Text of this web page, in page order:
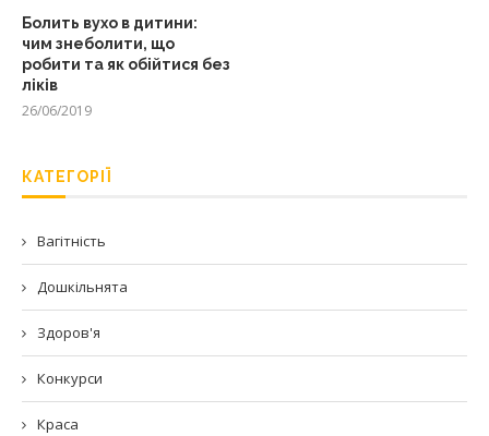
Болить вухо в дитини:
чим знеболити, що
робити та як обійтися без
ліків
26/06/2019
КАТЕГОРІЇ
Вагітність
Дошкільнята
Здоров'я
Конкурси
Краса